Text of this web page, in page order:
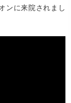
ンに来院されまし